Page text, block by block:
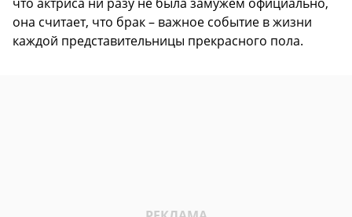
она считает, что брак – важное событие в жизни
каждой представительницы прекрасного пола.